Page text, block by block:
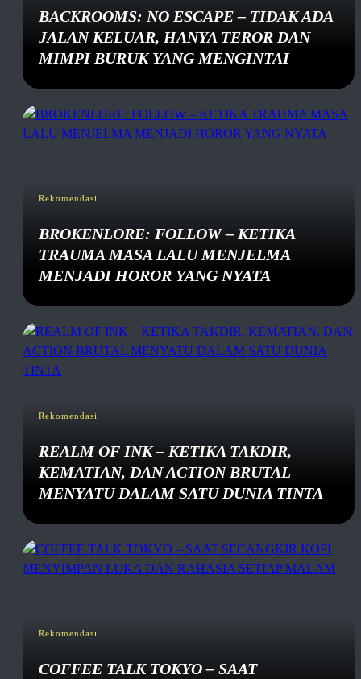
BACKROOMS: NO ESCAPE – TIDAK ADA
JALAN KELUAR, HANYA TEROR DAN
MIMPI BURUK YANG MENGINTAI
Rekomendasi
BROKENLORE: FOLLOW – KETIKA
TRAUMA MASA LALU MENJELMA
MENJADI HOROR YANG NYATA
Rekomendasi
REALM OF INK – KETIKA TAKDIR,
KEMATIAN, DAN ACTION BRUTAL
MENYATU DALAM SATU DUNIA TINTA
Rekomendasi
COFFEE TALK TOKYO – SAAT